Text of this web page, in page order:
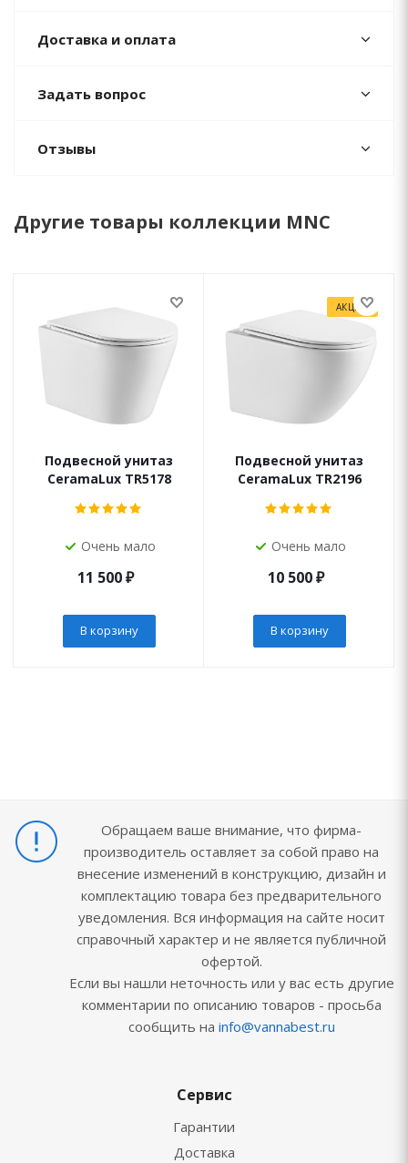
Доставка и оплата
Задать вопрос
Отзывы
Другие товары коллекции MNC
Подвесной унитаз
CeramaLux TR5178
Очень мало
11 500₽
В корзину
АКЦИЯ
Подвесной унитаз
CeramaLux TR2196
Очень мало
10 500₽
В корзину
Обращаем ваше внимание, что фирма-
производитель оставляет за собой право на
внесение изменений в конструкцию, дизайн и
комплектацию товара без предварительного
уведомления. Вся информация на сайте носит
справочный характер и не является публичной
офертой.
Если вы нашли неточность или у вас есть другие
комментарии по описанию товаров - просьба
сообщить на info@vannabest.ru
Сервис
Гарантии
Доставка